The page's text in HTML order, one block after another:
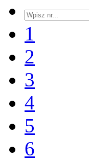
1
2
3
4
5
6